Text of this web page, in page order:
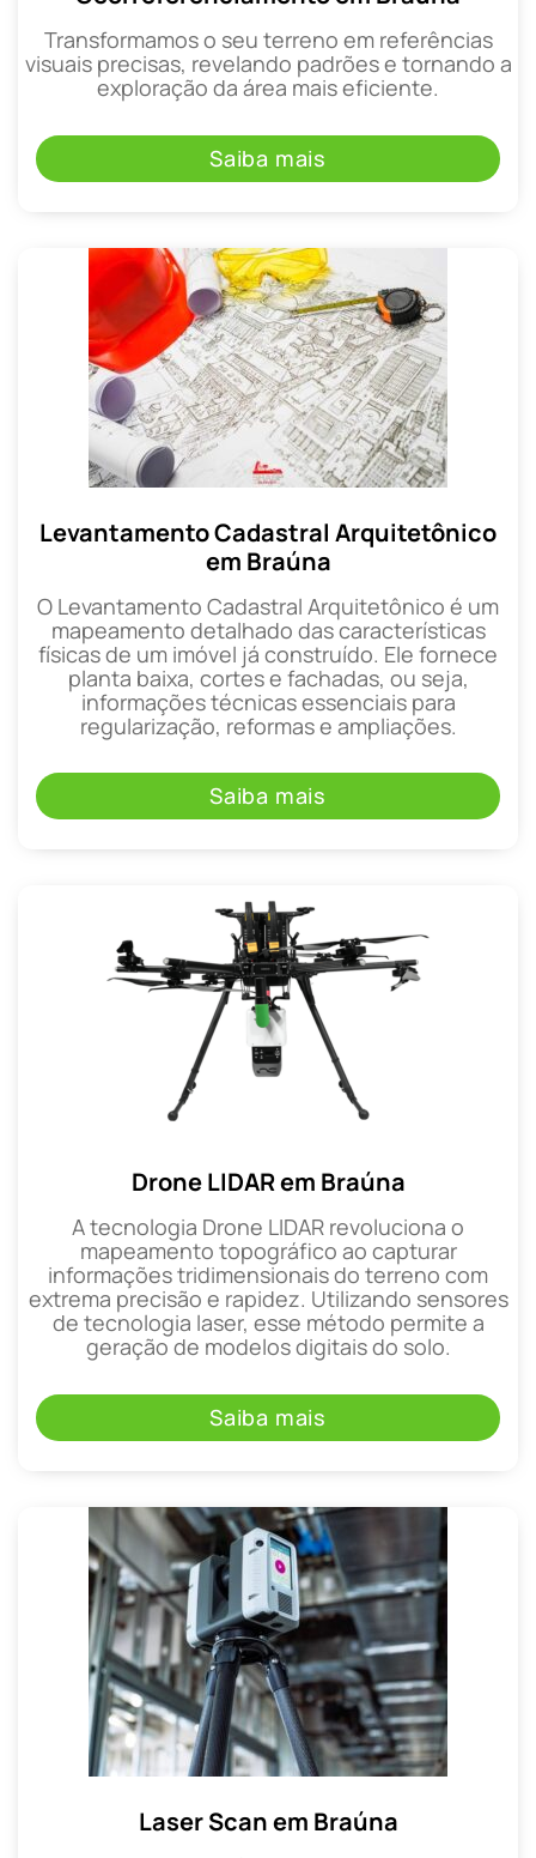
Transformamos o seu terreno em referências
visuais precisas, revelando padrões e tornando a
exploração da área mais eficiente.
Saiba mais
Levantamento Cadastral Arquitetônico
em Braúna
O Levantamento Cadastral Arquitetônico é um
mapeamento detalhado das características
físicas de um imóvel já construído. Ele fornece
planta baixa, cortes e fachadas, ou seja,
informações técnicas essenciais para
regularização, reformas e ampliações.
Saiba mais
Drone LIDAR em Braúna
A tecnologia Drone LIDAR revoluciona o
mapeamento topográfico ao capturar
informações tridimensionais do terreno com
extrema precisão e rapidez. Utilizando sensores
de tecnologia laser, esse método permite a
geração de modelos digitais do solo.
Saiba mais
Laser Scan em Braúna